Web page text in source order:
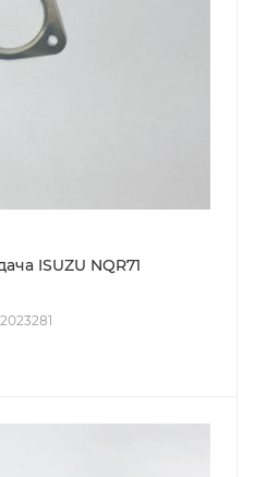
ISUZU NQR71